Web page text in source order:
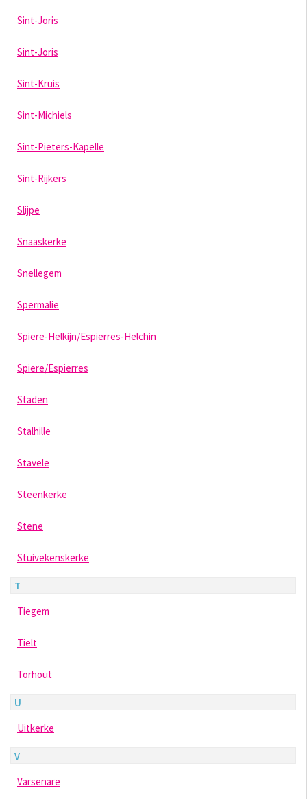
Sint-Joris
Sint-Joris
Sint-Kruis
Sint-Michiels
Sint-Pieters-Kapelle
Sint-Rijkers
Slijpe
Snaaskerke
Snellegem
Spermalie
Spiere-Helkijn/Espierres-Helchin
Spiere/Espierres
Staden
Stalhille
Stavele
Steenkerke
Stene
Stuivekenskerke
T
Tiegem
Tielt
Torhout
U
Uitkerke
V
Varsenare